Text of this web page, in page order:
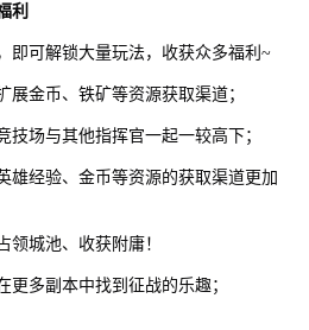
利
可解锁大量玩法，收获众多福利~
金币、铁矿等资源获取渠道；
场与其他指挥官一起一较高下；
经验、金币等资源的获取渠道更加
城池、收获附庸！
多副本中找到征战的乐趣；